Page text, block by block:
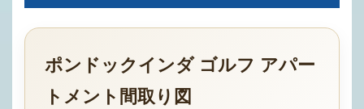
ポンドックインダ ゴルフ アパー
トメント間取り図